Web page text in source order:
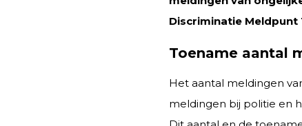
Discriminatie Meldpunt
Toename aantal
Het aantal meldingen
meldingen bij politie en